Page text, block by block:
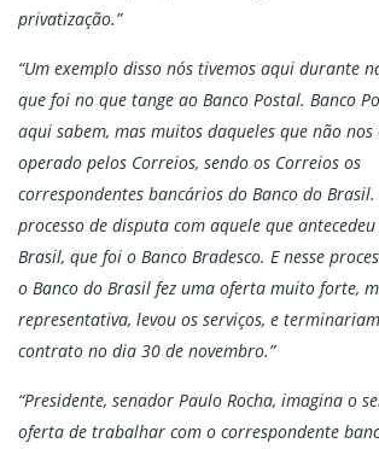
privatização.”
“Um exemplo disso nós tivemos aqui durante
que foi no que tange ao Banco Postal. Banco
aqui sabem, mas muitos daqueles que não nos
operado pelos Correios, sendo os Correios os
correspondentes bancários do Banco do
processo de disputa com aquele que
Brasil, que foi o Banco Bradesco. E nesse
o Banco do Brasil fez uma oferta muito forte,
representativa, levou os serviços, e
contrato no dia 30 de novembro.”
“Presidente, senador Paulo Rocha, imagina o
oferta de trabalhar com o correspondente